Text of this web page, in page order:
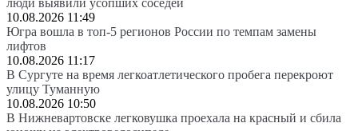
10.08.2026 11:49
Югра вошла в топ-5 регионов России по темпам замены
лифтов
10.08.2026 11:17
В Сургуте на время легкоатлетического пробега перекроют
улицу Туманную
10.08.2026 10:50
В Нижневартовске легковушка проехала на красный и сбила